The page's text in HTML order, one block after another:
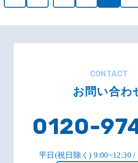
CONTACT
お問い合わ
0120-
平日(祝日除く) 9:00~12:30 /